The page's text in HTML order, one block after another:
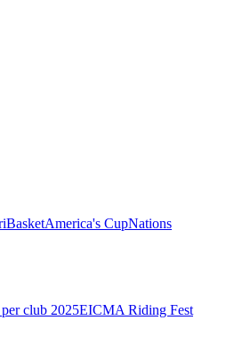
BasketAmerica's CupNations
club 2025EICMA Riding Fest